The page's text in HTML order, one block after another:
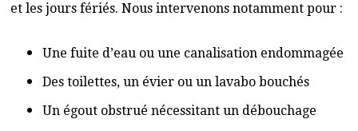
et les jours fériés. Nous intervenons notamment pour :
Une fuite d’eau ou une canalisation endommagée
Des toilettes, un évier ou un lavabo bouchés
Un égout obstrué nécessitant un débouchage